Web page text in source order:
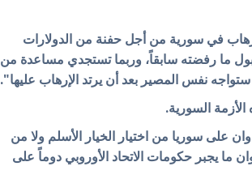
في سورية من أجل حفنة من الدولارات
ما رفضته سابقاً، وربما تستجدي مساعدة من
ستواجه نفس المصير بعد أن يرتد الإرهاب عليها".
السورية.
على سوريا من اختيار الخيار الأسلم ولا من
ما يجبر حكومات الاتحاد الأوروبي دوماً على